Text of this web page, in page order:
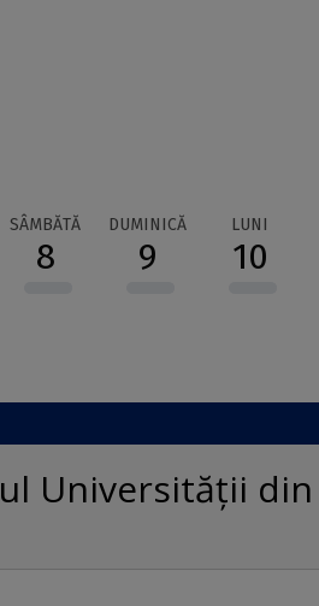
SÂMBĂTĂ
8
DUMINICĂ
9
LUNI
10
Universității